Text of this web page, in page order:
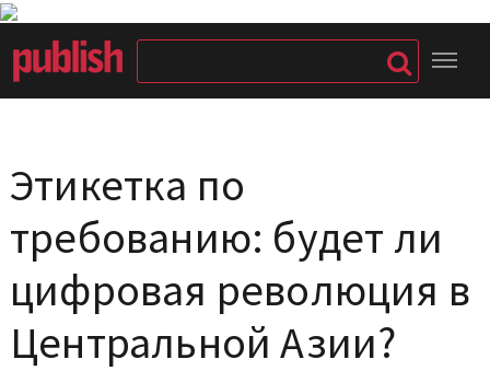
Этикетка по
требованию: будет ли
цифровая революция в
Центральной Азии?